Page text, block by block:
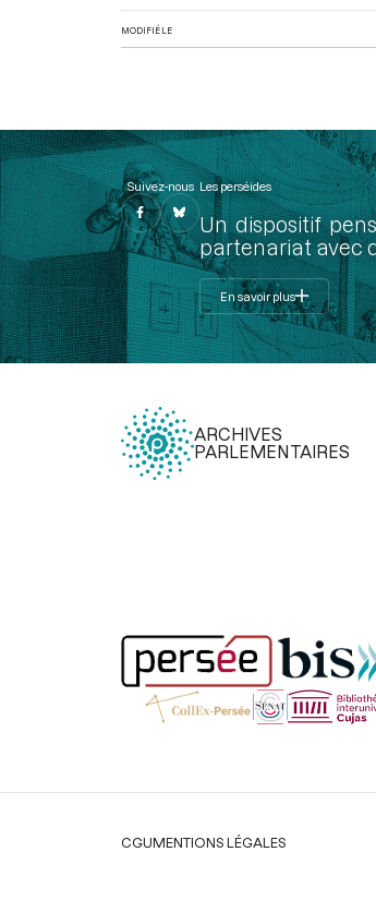
MODIFIÉ LE
Suivez-nous Les perséides
Un dispositif
partenariat avec
En savoir plus
ARCHIVES
PARLEMENTAIRES
Légal
CGUMENTIONS LÉGALES